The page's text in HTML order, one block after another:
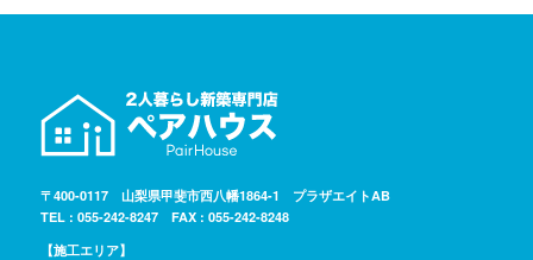
〒400-0117 山梨県甲斐市西八幡1864-1 プラザエイトAB
TEL : 055-242-8247 FAX : 055-242-8248
【施工エリア】